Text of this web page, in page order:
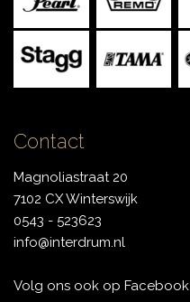
Contact
Magnoliastraat 20
7102 CX Winterswijk
0543 - 523623
info@interdrum.nl
Volg ons ook op Facebook